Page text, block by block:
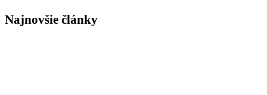
Najnovšie články